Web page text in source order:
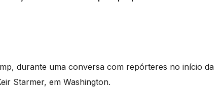
durante uma conversa com repórteres no início da
Starmer, em Washington.